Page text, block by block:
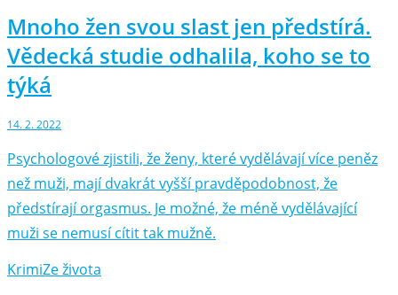
Mnoho žen svou slast jen předstírá.
Vědecká studie odhalila, koho se to
týká
14. 2. 2022
Psychologové zjistili, že ženy, které vydělávají více peněz
než muži, mají dvakrát vyšší pravděpodobnost, že
předstírají orgasmus. Je možné, že méně vydělávající
muži se nemusí cítit tak mužně.
KrimiZe života